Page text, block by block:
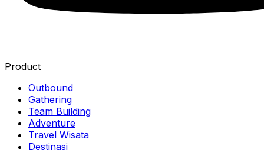
Product
Outbound
Gathering
Team Building
Adventure
Travel Wisata
Destinasi